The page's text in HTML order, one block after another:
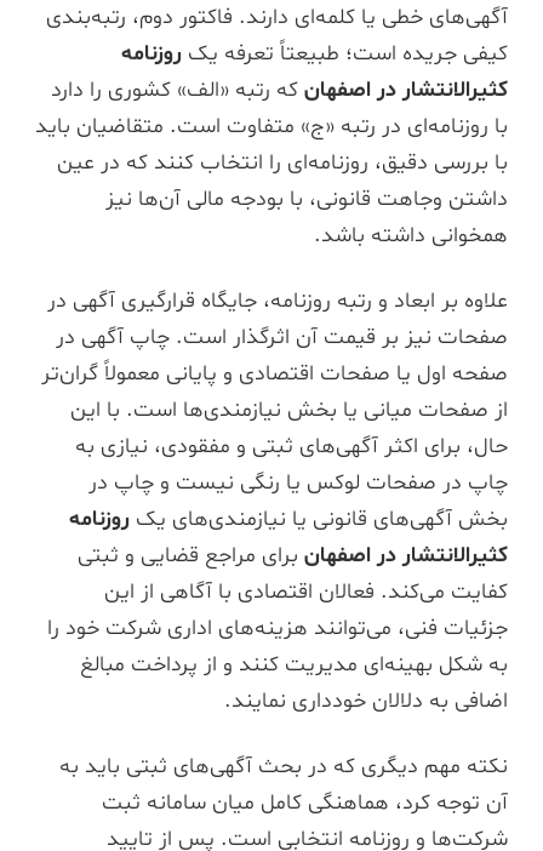
آگهی‌های خطی یا کلمه‌ای دارند. فاکتور دوم، رتبه‌بندی
کیفی جریده است؛ طبیعتاً تعرفه یک روزنامه
کثیرالانتشار در اصفهانکه رتبه «الف» کشوری را دارد
با روزنامه‌ای در رتبه «ج» متفاوت است. متقاضیان باید
با بررسی دقیق، روزنامه‌ای را انتخاب کنند که در عین
داشتن وجاهت قانونی، با بودجه مالی آن‌ها نیز
همخوانی داشته باشد.
علاوه بر ابعاد و رتبه روزنامه، جایگاه قرارگیری آگهی در
صفحات نیز بر قیمت آن اثرگذار است. چاپ آگهی در
صفحه اول یا صفحات اقتصادی و پایانی معمولاً گران‌تر
از صفحات میانی یا بخش نیازمندی‌ها است. با این
حال، برای اکثر آگهی‌های ثبتی و مفقودی، نیازی به
چاپ در صفحات لوکس یا رنگی نیست و چاپ در
بخش آگهی‌های قانونی یا نیازمندی‌های یک روزنامه
کثیرالانتشار در اصفهانبرای مراجع قضایی و ثبتی
کفایت می‌کند. فعالان اقتصادی با آگاهی از این
جزئیات فنی، می‌توانند هزینه‌های اداری شرکت خود را
به شکل بهینه‌ای مدیریت کنند و از پرداخت مبالغ
اضافی به دلالان خودداری نمایند.
نکته مهم دیگری که در بحث آگهی‌های ثبتی باید به
آن توجه کرد، هماهنگی کامل میان سامانه ثبت
شرکت‌ها و روزنامه انتخابی است. پس از تایید